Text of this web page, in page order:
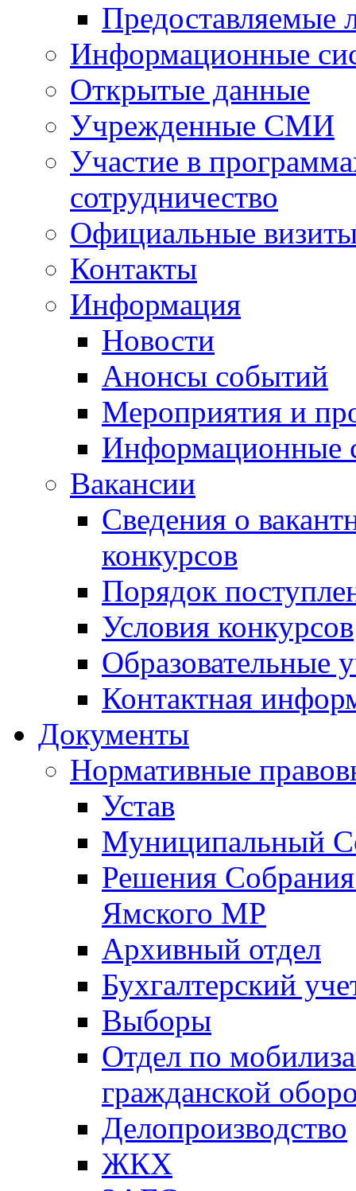
Предоставляемые
Информационные
Открытые данные
Учрежденные СМИ
Участие в
сотрудничество
Официальные
Контакты
Информация
Новости
Анонсы событий
Мероприятия и
Информационные
Вакансии
Сведения о
конкурсов
Порядок
Условия конкурсов
Образовательные
Контактная
Документы
Нормативные
Устав
Муниципальный
Решения
Ямского МР
Архивный отдел
Бухгалтерский
Выборы
Отдел по
гражданской
Делопроизводство
ЖКХ